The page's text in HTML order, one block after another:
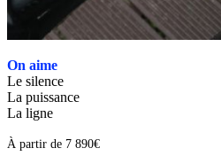
On aime
Le silence
La puissance
La ligne
À partir de 7 890€